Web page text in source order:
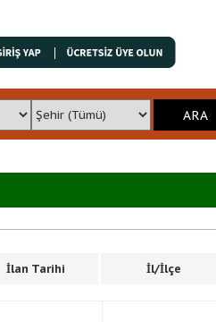
İlan Tarihi İl/İlçe